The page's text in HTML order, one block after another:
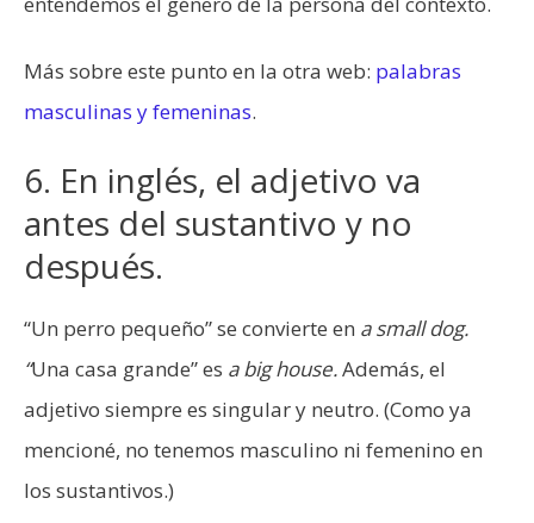
Más sobre este punto en la otra web: palabras
masculinas y femeninas.
6. En inglés, el adjetivo va
antes del sustantivo y no
después.
“Un perro pequeño” se convierte en a small dog.
“Una casa grande” es a big house.Además, el
adjetivo siempre es singular y neutro. (Como ya
mencioné, no tenemos masculino ni femenino en
los sustantivos.)